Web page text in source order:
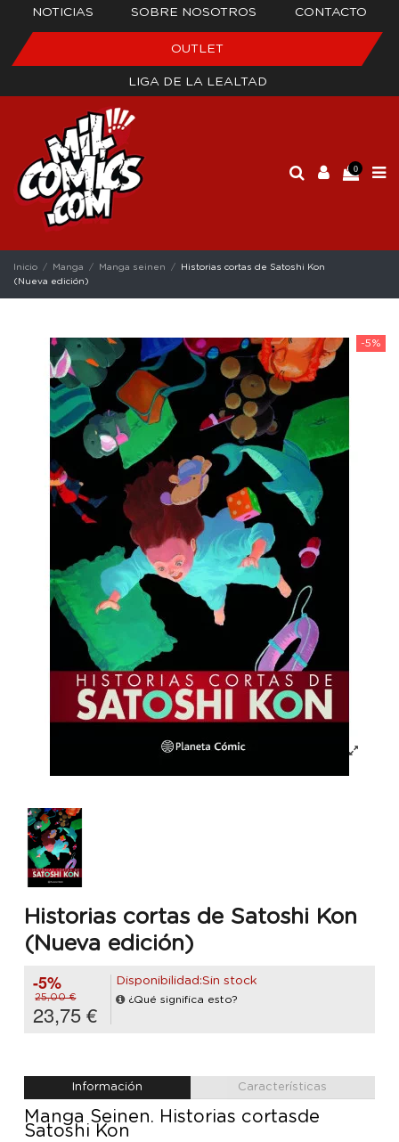
NOTICIAS SOBRE NOSOTROS CONTACTO
OUTLET
LIGA DE LA LEALTAD
0
Inicio Manga Manga seinen
Historias cortas de Satoshi Kon
(Nueva edición)
-5%
Historias cortas de Satoshi Kon
(Nueva edición)
-5%
25,00 €
23,75 €
Disponibilidad:Sin stock
¿Qué significa esto?
Información Características
Manga Seinen. Historias cortasde
Satoshi Kon